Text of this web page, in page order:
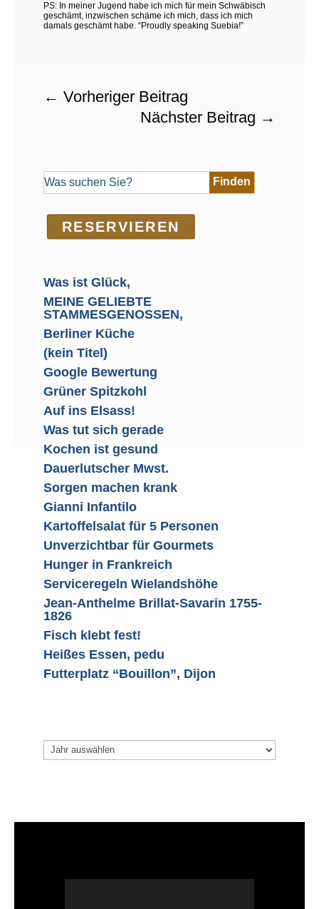
PS: In meiner Jugend habe ich mich für mein Schwäbisch
geschämt, inzwischen schäme ich mich, dass ich mich
damals geschämt habe. “Proudly speaking Suebia!”
← Vorheriger Beitrag
Nächster Beitrag →
RE­SER­VIEREN
Was ist Glück,
MEINE GELIEBTE
STAMMESGENOSSEN,
Berliner Küche
(kein Titel)
Google Bewertung
Grüner Spitzkohl
Auf ins Elsass!
Was tut sich gerade
Kochen ist gesund
Dauerlutscher Mwst.
Sorgen machen krank
Gianni Infantilo
Kartoffelsalat für 5 Personen
Unverzichtbar für Gourmets
Hunger in Frankreich
Serviceregeln Wielandshöhe
Jean-Anthelme Brillat-Savarin 1755-
1826
Fisch klebt fest!
Heißes Essen, pedu
Futterplatz “Bouillon”, Dijon
Archiv